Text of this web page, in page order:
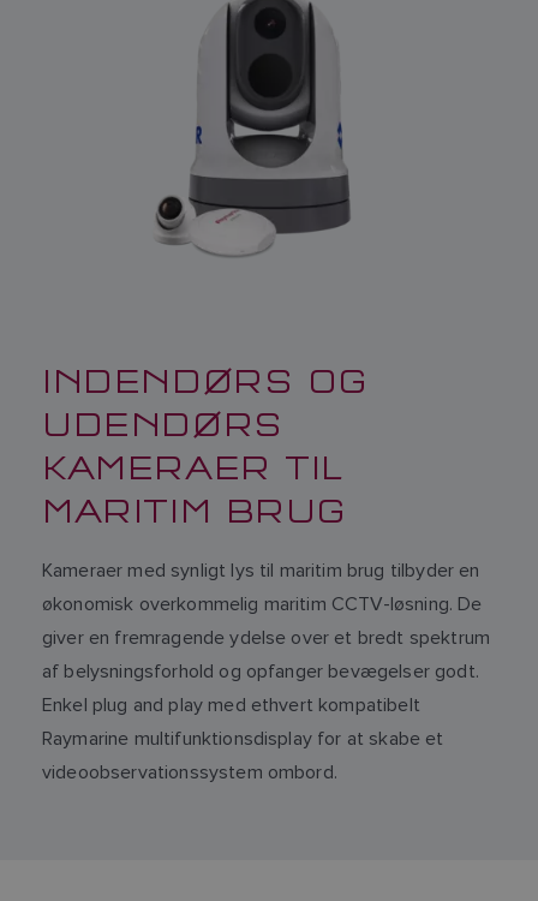
INDENDØRS OG
UDENDØRS
KAMERAER TIL
MARITIM BRUG
Kameraer med synligt lys til maritim brug tilbyder en
økonomisk overkommelig maritim CCTV-løsning. De
giver en fremragende ydelse over et bredt spektrum
af belysningsforhold og opfanger bevægelser godt.
Enkel plug and play med ethvert kompatibelt
Raymarine multifunktionsdisplay for at skabe et
videoobservationssystem ombord.